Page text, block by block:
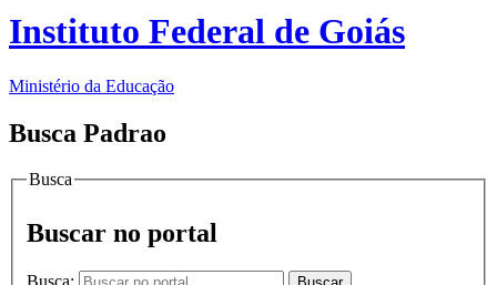
Instituto Federal de Goiás
Ministério da Educação
Busca Padrao
Busca
Buscar no portal
Busca: